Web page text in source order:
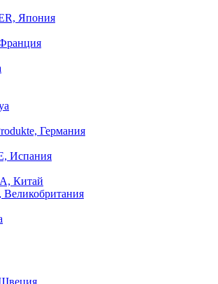
Япония
Германия
Испания
Китай
Великобритания